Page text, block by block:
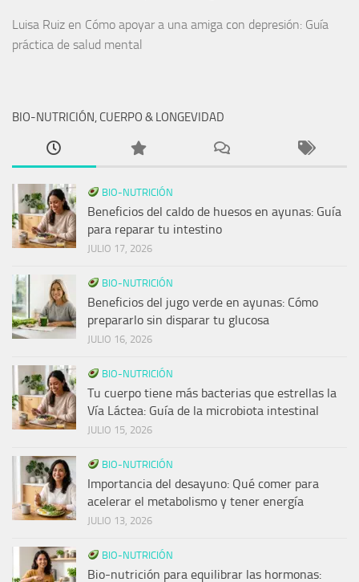
Luisa Ruiz en Cómo apoyar a una amiga con depresión: Guía
práctica de salud mental
BIO-NUTRICIÓN, CUERPO & LONGEVIDAD
BIO-NUTRICIÓN
Beneficios del caldo de huesos en ayunas: Guía
para reparar tu intestino
JULIO 17, 2026
BIO-NUTRICIÓN
Beneficios del jugo verde en ayunas: Cómo
prepararlo sin disparar tu glucosa
JULIO 16, 2026
BIO-NUTRICIÓN
Tu cuerpo tiene más bacterias que estrellas la
Vía Láctea: Guía de la microbiota intestinal
JULIO 15, 2026
BIO-NUTRICIÓN
Importancia del desayuno: Qué comer para
acelerar el metabolismo y tener energía
JULIO 13, 2026
BIO-NUTRICIÓN
Bio-nutrición para equilibrar las hormonas: